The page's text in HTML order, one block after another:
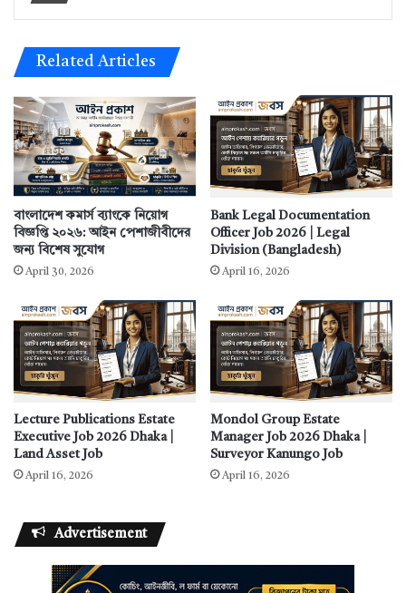
Related Articles
বাংলাদেশ কমার্স ব্যাংকে নিয়োগ
বিজ্ঞপ্তি ২০২৬: আইন পেশাজীবীদের
জন্য বিশেষ সুযোগ
April 30, 2026
Bank Legal Documentation
Officer Job 2026 | Legal
Division (Bangladesh)
April 16, 2026
Lecture Publications Estate
Executive Job 2026 Dhaka |
Land Asset Job
April 16, 2026
Mondol Group Estate
Manager Job 2026 Dhaka |
Surveyor Kanungo Job
April 16, 2026
Advertisement